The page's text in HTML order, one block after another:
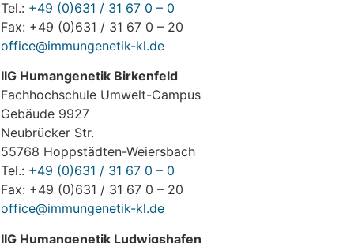
Tel.: +49 (0)631 / 31 67 0 – 0
Fax: +49 (0)631 / 31 67 0 – 20
office@immungenetik-kl.de
IIG Humangenetik Birkenfeld
Fachhochschule Umwelt-Campus
Gebäude 9927
Neubrücker Str.
55768 Hoppstädten-Weiersbach
Tel.: +49 (0)631 / 31 67 0 – 0
Fax: +49 (0)631 / 31 67 0 – 20
office@immungenetik-kl.de
IIG Humangenetik Ludwigshafen